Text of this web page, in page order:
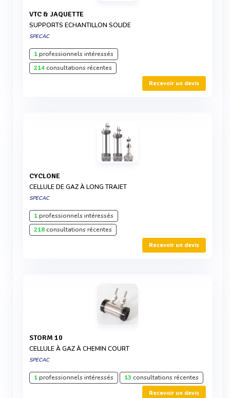
VTC & JAQUETTE
SUPPORTS ECHANTILLON SOLIDE
SPECAC
1professionnels intéressés
214consultations récentes
Recevoir un devis
CYCLONE
CELLULE DE GAZ À LONG TRAJET
SPECAC
1professionnels intéressés
218consultations récentes
Recevoir un devis
STORM 10
CELLULE À GAZ À CHEMIN COURT
SPECAC
1professionnels intéressés 13 consultations récentes
Recevoir un devis